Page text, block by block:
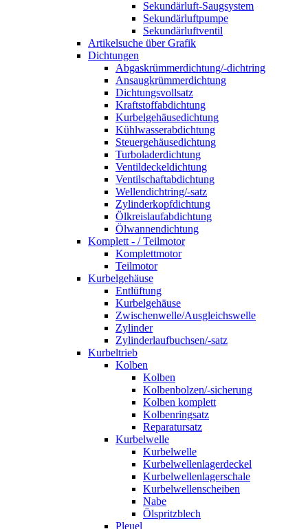
Sekundärluft-Saugsystem
Sekundärluftpumpe
Sekundärluftventil
Artikelsuche über Grafik
Dichtungen
Abgaskrümmerdichtung/-dichtring
Ansaugkrümmerdichtung
Dichtungsvollsatz
Kraftstoffabdichtung
Kurbelgehäusedichtung
Kühlwasserabdichtung
Steuergehäusedichtung
Turboladerdichtung
Ventildeckeldichtung
Ventilschaftabdichtung
Wellendichtring/-satz
Zylinderkopfdichtung
Ölkreislaufabdichtung
Ölwannendichtung
Komplett - / Teilmotor
Komplettmotor
Teilmotor
Kurbelgehäuse
Entlüftung
Kurbelgehäuse
Zwischenwelle/Ausgleichswelle
Zylinder
Zylinderlaufbuchsen/-satz
Kurbeltrieb
Kolben
Kolben
Kolbenbolzen/-sicherung
Kolben komplett
Kolbenringsatz
Reparatursatz
Kurbelwelle
Kurbelwelle
Kurbelwellenlagerdeckel
Kurbelwellenlagerschale
Kurbelwellenscheiben
Nabe
Ölspritzblech
Pleuel